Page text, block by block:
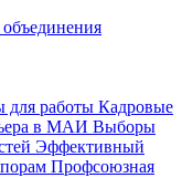
для работы Кадровые
в МАИ Выборы
Эффективный
Профсоюзная